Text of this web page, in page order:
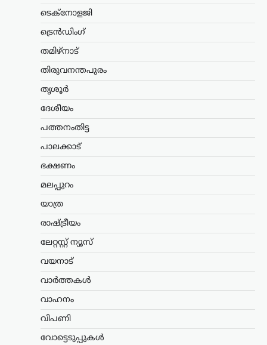
ടെക്നോളജി
ട്രെൻഡിംഗ്
തമിഴ്നാട്
തിരുവനന്തപുരം
തൃശൂർ
ദേശീയം
പത്തനംതിട്ട
പാലക്കാട്
ഭക്ഷണം
മലപ്പുറം
യാത്ര
രാഷ്ട്രീയം
ലേറ്റസ്റ്റ് ന്യൂസ്
വയനാട്
വാർത്തകൾ
വാഹനം
വിപണി
വോട്ടെടുപ്പുകൾ
റഷ്യയിൽ നിന്ന് എണ്ണയും
സാമ്പത്തിക നടപടികൾക്ക്
വഴിയൊരുക്കുന്ന ബില്ലിന് യുഎസ്
സെനറ്റ് അംഗീകാരം നൽകി. ഇന്ത്യ,
ട്രെൻഡിംഗ്
പിൻവലിക്കണം;
കേന്ദ്രത്തിനെതിരെ
ഏർപ്പെടുത്താൻ കേന്ദ്ര സർക്കാർ നീക്കം
നടത്തുന്നതായി ഉയരുന്ന
റിപ്പോർട്ടുകൾക്കെതിരെ സിപിഎം
ജനങ്ങളെ ഡിജിറ്റൽ
പേയ്‌മെന്റുകളിലേക്ക് പ്രോത്സാഹിപ്പിച്ച
കണ്ണൂർ,കേരളം,ട്രെൻഡിംഗ്,
ലേറ്റസ്റ്റ് ന്യൂസ്